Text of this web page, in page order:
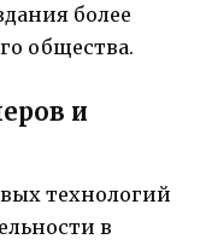
более
общества.
и
технологий
в